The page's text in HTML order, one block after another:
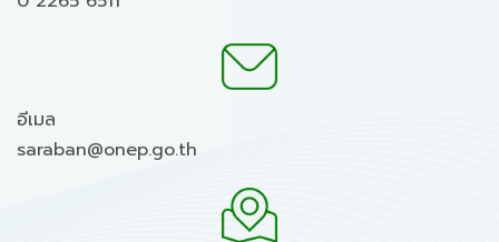
อีเมล
saraban@onep.go.th